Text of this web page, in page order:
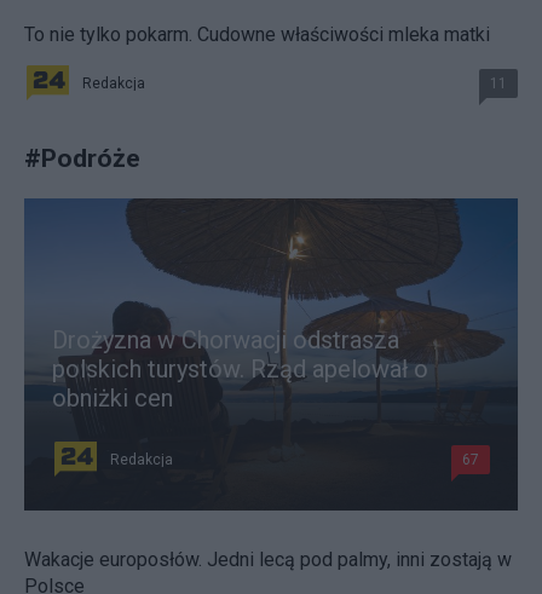
To nie tylko pokarm. Cudowne właściwości mleka matki
Redakcja 11
#Podróże
Drożyzna w Chorwacji odstrasza
polskich turystów. Rząd apelował o
obniżki cen
Redakcja 67
Wakacje europosłów. Jedni lecą pod palmy, inni zostają w
Polsce